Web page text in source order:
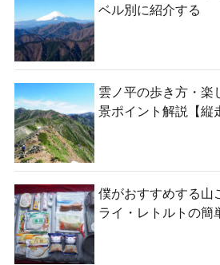
ベル別に紹介する
雲ノ平の歩き方・楽
景ポイント解説【縦
僕がおすすめする山
ライ・レトルトの簡